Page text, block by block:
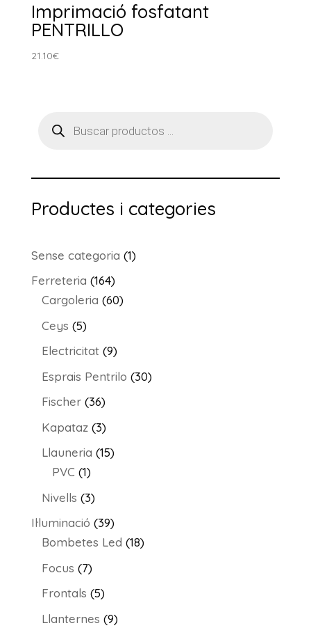
Imprimació fosfatant
PENTRILLO
21.10€
search
Productes i categories
Sense categoria 11
Ferreteria 164164
productes
Cargoleria 6060
Ceys 55
productes
Electricitat 99
productes
Esprais Pentrilo 3030
Fischer 3636
productes
Kapataz 33
productes
Llauneria 1515
PVC 11
producte
Nivells 33
productes
Il·luminació 3939
productes
Bombetes Led 1818
Focus 77
productes
Frontals 55
productes
Llanternes 99